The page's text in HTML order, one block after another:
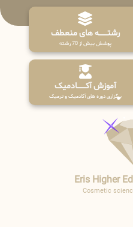
رشتـــــــه های منعطف
پوشش بیش از 70 رشته
آموزش آکـــــــادمیک
برگزاری دوره های آکادمیک و ترمیک
Eris Higher
Cosmetic